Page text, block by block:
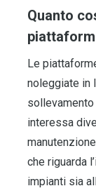
Quanto
Le
noleggiate in
sollevamento
interessa
che riguarda
impianti sia